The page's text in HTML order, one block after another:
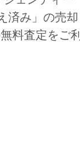
済み」の売却
料査定をご利